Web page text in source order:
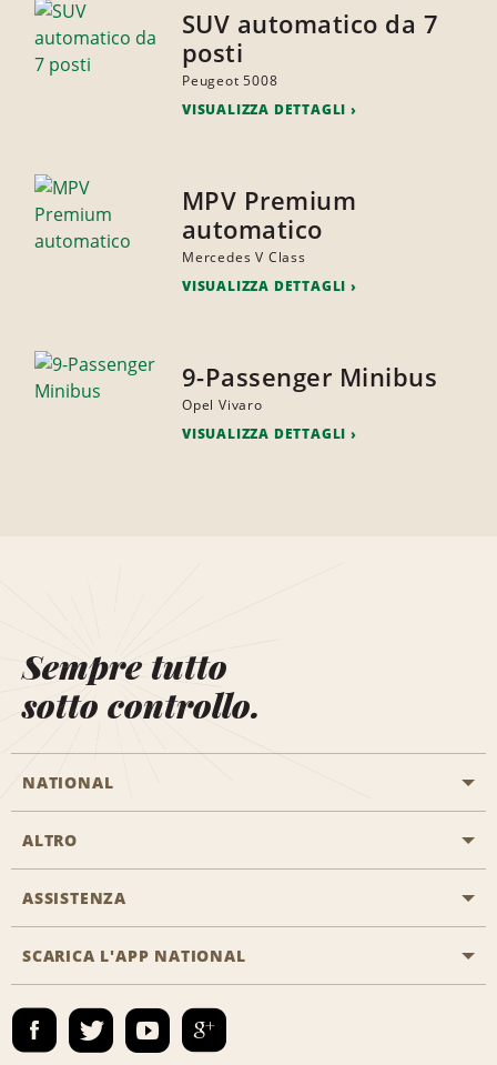
SUV automatico da 7
posti
Peugeot 5008
VISUALIZZA DETTAGLI
MPV Premium
automatico
Mercedes V Class
VISUALIZZA DETTAGLI
9-Passenger Minibus
Opel Vivaro
VISUALIZZA DETTAGLI
Sempre tutto
sotto controllo.
NATIONAL
Inizia una prenotazione
Programmi business
Emerald Club Accedi
ALTRO
Offerte di lavoro
ASSISTENZA
Accessibilità
Contatti
SCARICA L'APP NATIONAL